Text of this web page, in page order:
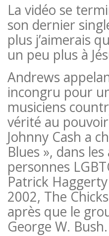
La vidéo se
son dernier
plus j’aimerais
un peu plus à
Andrews
incongru pour
musiciens
vérité au
Johnny Cash a
Blues », dans
personnes
Patrick
2002, The
après que le
George W. Bush.